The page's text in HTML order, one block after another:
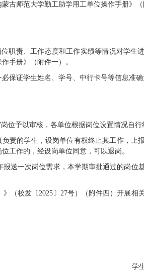
古师范大学勤工助学用工单位操作手册》（
职责、工作态度和工作实绩等情况对学生
手册》（附件一）。
保证学生姓名、学号、中行卡号等信息准确
位予以审核，各单位根据岗位设置情况自行
负责的学生，设岗单位有权终止其工作，上
工作的，经设岗单位同意，可以退岗。
送一次岗位需求，本学期审批通过的岗位
（校发〔2025〕27号）（附件四）开展相
学